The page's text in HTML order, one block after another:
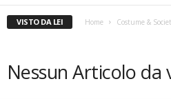
VISTO DA LEI Home Costume &
Nessun Articolo da